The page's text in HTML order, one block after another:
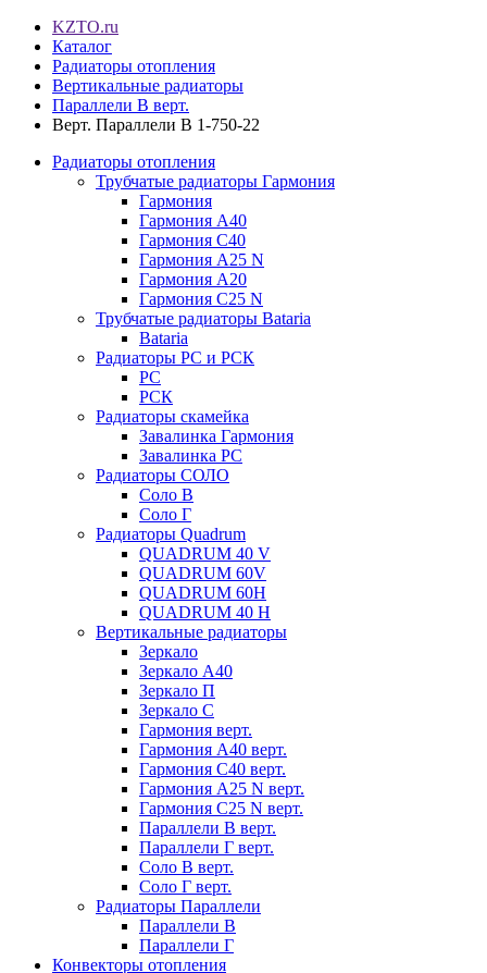
KZTO.ru
Каталог
Радиаторы отопления
Вертикальные радиаторы
Параллели В верт.
Верт. Параллели В 1-750-22
Радиаторы отопления
Трубчатые радиаторы Гармония
Гармония
Гармония А40
Гармония С40
Гармония А25 N
Гармония А20
Гармония С25 N
Трубчатые радиаторы Bataria
Bataria
Радиаторы РС и РСК
РС
РСК
Радиаторы скамейка
Завалинка Гармония
Завалинка РС
Радиаторы СОЛО
Соло В
Соло Г
Радиаторы Quadrum
QUADRUM 40 V
QUADRUM 60V
QUADRUM 60H
QUADRUM 40 H
Вертикальные радиаторы
Зеркало
Зеркало А40
Зеркало П
Зеркало С
Гармония верт.
Гармония А40 верт.
Гармония С40 верт.
Гармония А25 N верт.
Гармония С25 N верт.
Параллели В верт.
Параллели Г верт.
Соло В верт.
Соло Г верт.
Радиаторы Параллели
Параллели В
Параллели Г
Конвекторы отопления